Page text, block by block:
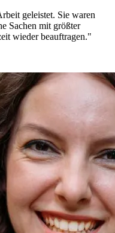
geleistet. Sie waren
Sachen mit größter
wieder beauftragen."